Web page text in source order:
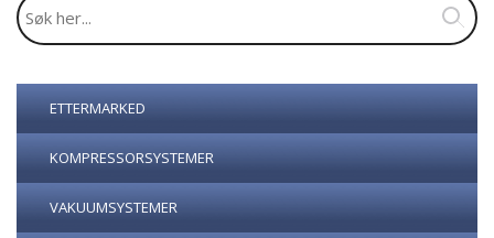
ETTERMARKED
KOMPRESSORSYSTEMER
VAKUUMSYSTEMER